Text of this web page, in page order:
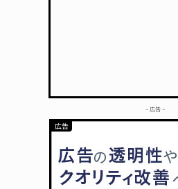
– 広告 –